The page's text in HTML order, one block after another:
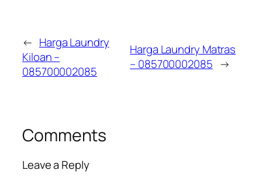
← Harga Laundry
Kiloan –
085700002085
Harga Laundry Matras
– 085700002085 →
Comments
Leave a Reply